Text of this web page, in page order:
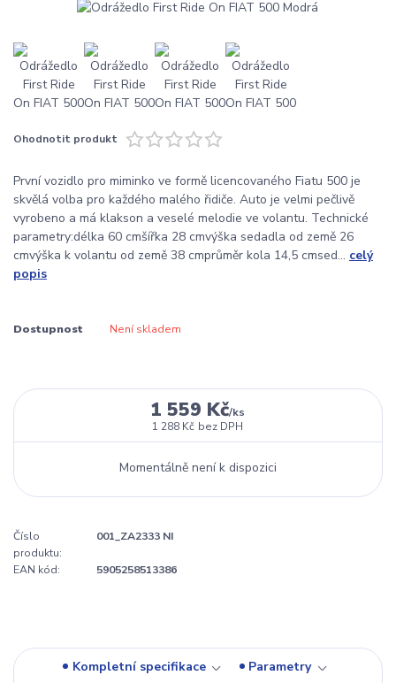
Ohodnotit produkt
První vozidlo pro miminko ve formě licencovaného Fiatu 500 je
skvělá volba pro každého malého řidiče. Auto je velmi pečlivě
vyrobeno a má klakson a veselé melodie ve volantu. Technické
parametry:délka 60 cmšířka 28 cmvýška sedadla od země 26
cmvýška k volantu od země 38 cmprůměr kola 14,5 cmsed... celý
popis
Dostupnost Není skladem
1 559 Kč/ks
1 288 Kč bez DPH
Momentálně není k dispozici
Číslo
produktu:
001_ZA2333 NI
EAN kód: 5905258513386
Kompletní specifikace
Parametry